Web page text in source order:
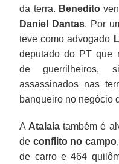
da terra. Benedito
Daniel Dantas. Por
teve como advogado
deputado do PT que
de guerrilheiros,
assassinados nas
banqueiro no negócio
A Atalaia também é
de conflito no campo
de carro e 464